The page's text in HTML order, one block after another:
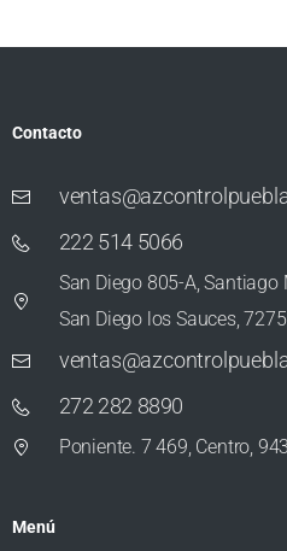
Contacto
222 514 5066
San Diego 805-A,
San Diego los Sauces,
272 282 8890
Poniente. 7 469, Centro,
Menú